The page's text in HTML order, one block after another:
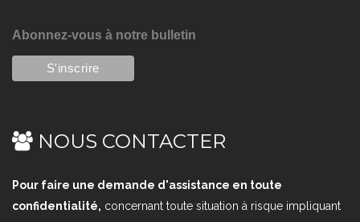
Abonnez-vous à notre bulletin
NOUS CONTACTER
Pour faire une demande d'assistance en toute
confidentialité, concernant toute situation à risque impliquant